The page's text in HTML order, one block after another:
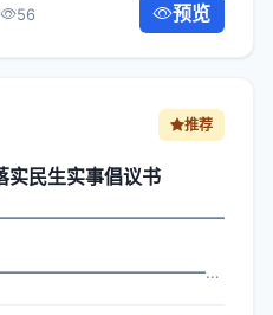
于关...
56 预览
推荐
实民生实事倡议书